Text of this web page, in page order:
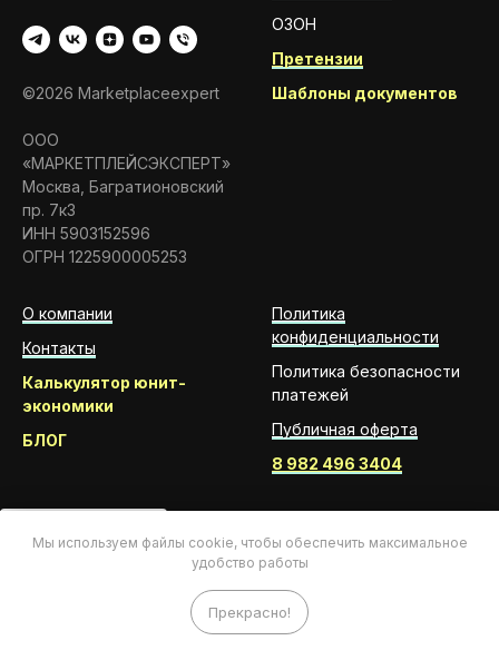
©2026 Marketplaceexpert
ООО
«МАРКЕТПЛЕЙСЭКСПЕРТ»
Москва, Багратионовский
пр. 7к3
ИНН 5903152596
ОГРН 1225900005253
ОЗОН
Претензии
Шаблоны документов
О компании
Контакты
Калькулятор юнит-
экономики
БЛОГ
Политика
конфиденциальности
Политика безопасности
платежей
Публичная оферта
8 982 496 3404
8 982 496 3404
Мы используем файлы cookie, чтобы обеспечить максимальное
удобство работы
Прекрасно!